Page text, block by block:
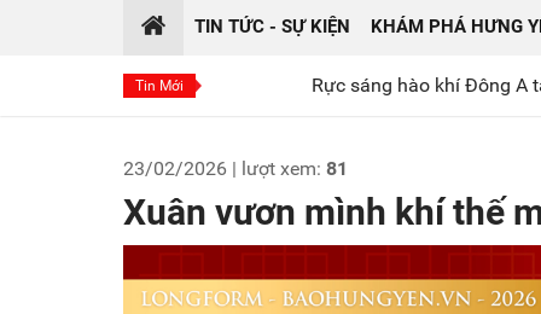
TIN TỨC - SỰ KIỆN KHÁM PHÁ HƯNG
Tin Mới
Rực sáng hào khí Đông A tại chương trình khai
23/02/2026 | lượt xem: 81
Xuân vươn mình khí thế